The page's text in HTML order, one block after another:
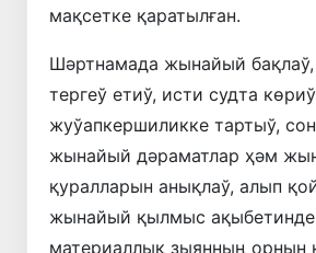
мақсетке қаратылған.
Шәртнамада жынайый
тергеў етиў, исти судта
жуўапкершиликке тартыў,
жынайый дәраматлар ҳәм
қуралларын анықлаў, алып
жынайый қылмыс ақыбетинде
материаллық зыянның орнын